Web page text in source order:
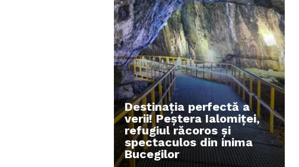
Destinația perfectă a
verii! Peștera Ialomiței,
refugiul răcoros și
spectaculos din inima
Bucegilor